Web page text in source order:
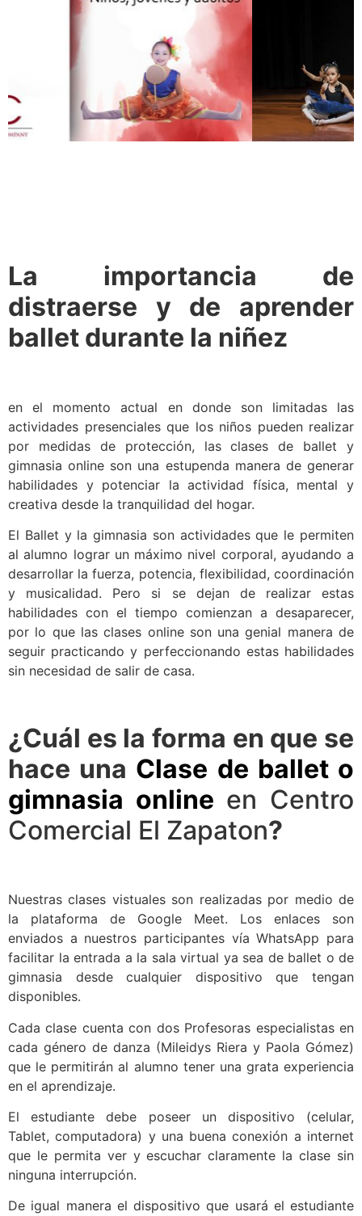
La importancia de
distraerse y de aprender
ballet durante la niñez
en el momento actual en donde son limitadas las
actividades presenciales que los niños pueden realizar
por medidas de protección, las clases de ballet y
gimnasia online son una estupenda manera de generar
habilidades y potenciar la actividad física, mental y
creativa desde la tranquilidad del hogar.
El Ballet y la gimnasia son actividades que le permiten
al alumno lograr un máximo nivel corporal, ayudando a
desarrollar la fuerza, potencia, flexibilidad, coordinación
y musicalidad. Pero si se dejan de realizar estas
habilidades con el tiempo comienzan a desaparecer,
por lo que las clases online son una genial manera de
seguir practicando y perfeccionando estas habilidades
sin necesidad de salir de casa.
¿Cuál es la forma en que se
hace una Clase de ballet o
gimnasia online en Centro
Comercial El Zapaton?
Nuestras clases vistuales son realizadas por medio de
la plataforma de Google Meet. Los enlaces son
enviados a nuestros participantes vía WhatsApp para
facilitar la entrada a la sala virtual ya sea de ballet o de
gimnasia desde cualquier dispositivo que tengan
disponibles.
Cada clase cuenta con dos Profesoras especialistas en
cada género de danza (Mileidys Riera y Paola Gómez)
que le permitirán al alumno tener una grata experiencia
en el aprendizaje.
El estudiante debe poseer un dispositivo (celular,
Tablet, computadora) y una buena conexión a internet
que le permita ver y escuchar claramente la clase sin
ninguna interrupción.
De igual manera el dispositivo que usará el estudiante